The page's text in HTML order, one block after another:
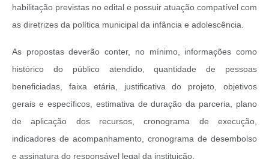
habilitação previstas no edital e possuir atuação compatível com
as diretrizes da política municipal da infância e adolescência.
As propostas deverão conter, no mínimo, informações como
histórico do público atendido, quantidade de pessoas
beneficiadas, faixa etária, justificativa do projeto, objetivos
gerais e específicos, estimativa de duração da parceria, plano
de aplicação dos recursos, cronograma de execução,
indicadores de acompanhamento, cronograma de desembolso
e assinatura do responsável legal da instituição.